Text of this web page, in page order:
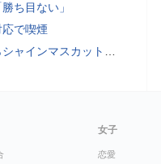
ち目ない」
で喫煙
疑い ネットで販売か 無職の男（42）逮捕 岡山県警
女子
恋愛